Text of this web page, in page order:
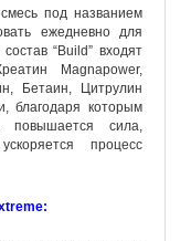
под названием
ежедневно для
“Build” входят
Magnapower,
Бетаин, Цитрулин
благодаря которым
повышается сила,
процесс